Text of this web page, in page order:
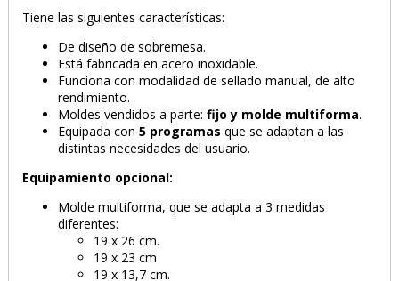
Tiene las siguientes características:
De diseño de sobremesa.
Está fabricada en acero inoxidable.
Funciona con modalidad de sellado manual, de alto
rendimiento.
Moldes vendidos a parte:fijo y molde multiforma.
Equipada con 5 programas que se adaptan a las
distintas necesidades del usuario.
Equipamiento opcional:
Molde multiforma, que se adapta a 3 medidas
diferentes:
19 x 26 cm.
19 x 23 cm
19 x 13,7 cm.